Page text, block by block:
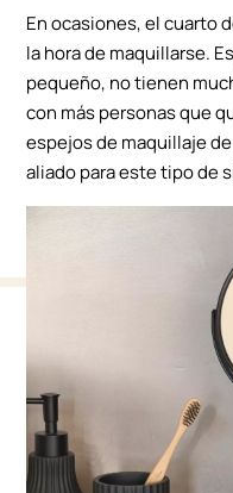
En ocasiones, el cuarto
la hora de maquillarse.
pequeño, no tienen
con más personas que
espejos de maquillaje
aliado para este tipo de